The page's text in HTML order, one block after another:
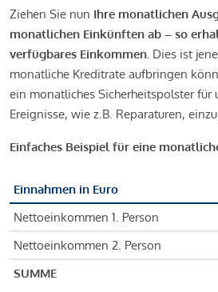
Ziehen Sie nun Ihre monatlichen
monatlichen Einkünften ab – so
verfügbares Einkommen. Dies ist
monatliche Kreditrate aufbringen
ein monatliches Sicherheitspolster für
Ereignisse, wie z.B. Reparaturen,
Einfaches Beispiel für eine
Einnahmen in Euro
Nettoeinkommen 1. Person
Nettoeinkommen 2. Person
SUMME